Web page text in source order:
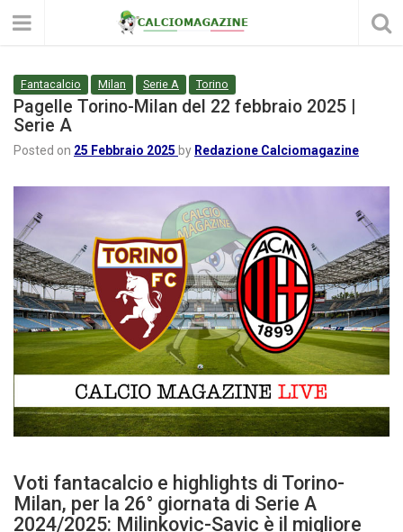
Fantacalcio Milan Serie A Torino
Pagelle Torino-Milan del 22 febbraio 2025 |
Serie A
Posted on 25 Febbraio 2025 by Redazione Calciomagazine
Voti fantacalcio e highlights di Torino-
Milan, per la 26° giornata di Serie A
2024/2025: Milinkovic-Savic è il migliore